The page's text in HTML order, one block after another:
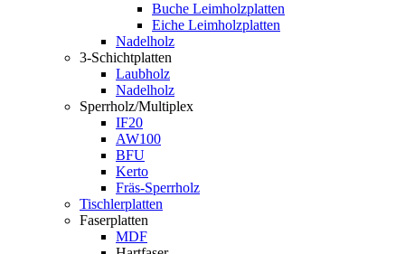
Buche Leimholzplatten
Eiche Leimholzplatten
Nadelholz
3-Schichtplatten
Laubholz
Nadelholz
Sperrholz/Multiplex
IF20
AW100
BFU
Kerto
Fräs-Sperrholz
Tischlerplatten
Faserplatten
MDF